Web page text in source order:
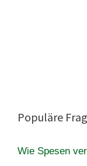
Populäre
Wie Spesen